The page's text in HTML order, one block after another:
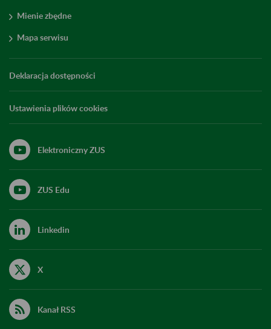
Mienie zbędne
Mapa serwisu
Deklaracja dostępności
Ustawienia plików cookies
Elektroniczny ZUS
ZUS Edu
Linkedin
X
Kanał RSS